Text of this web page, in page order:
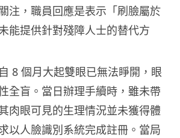
注，職員回應是表示「刷臉屬於
能提供針對殘障人士的替代方
8 個月大起雙眼已無法睜開，眼
全盲。當日辦理手續時，雖未帶
肉眼可見的生理情況並未獲得體
以人臉識別系統完成註冊。當局